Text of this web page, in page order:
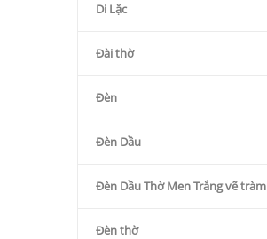
Di Lặc
Đài thờ
Đèn
Đèn Dầu
Đèn Dầu Thờ Men Trắng vẽ tràm
Đèn thờ